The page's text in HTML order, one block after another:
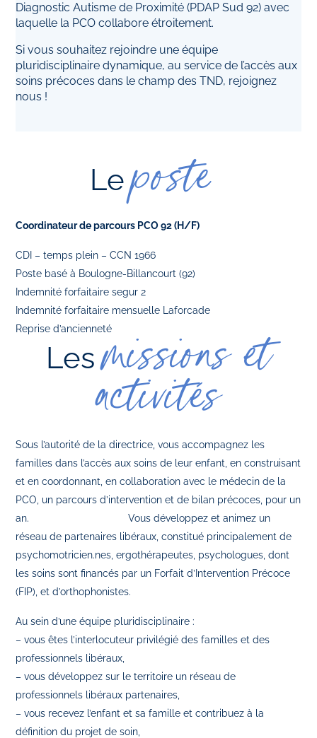
Diagnostic Autisme de Proximité (PDAP Sud 92) avec
laquelle la PCO collabore étroitement.
Si vous souhaitez rejoindre une équipe
pluridisciplinaire dynamique, au service de l’accès aux
soins précoces dans le champ des TND, rejoignez
nous !
Leposte
Coordinateur de parcours PCO 92 (H/F)
CDI – temps plein – CCN 1966
Poste basé à Boulogne-Billancourt (92)
Indemnité forfaitaire segur 2
Indemnité forfaitaire mensuelle Laforcade
Reprise d’ancienneté
Lesmissions et
activités
Sous l’autorité de la directrice, vous accompagnez les
familles dans l’accès aux soins de leur enfant, en construisant
et en coordonnant, en collaboration avec le médecin de la
PCO, un parcours d’intervention et de bilan précoces, pour un
an. Vous développez et animez un
réseau de partenaires libéraux, constitué principalement de
psychomotricien.nes, ergothérapeutes, psychologues, dont
les soins sont financés par un Forfait d’Intervention Précoce
(FIP), et d’orthophonistes.
Au sein d’une équipe pluridisciplinaire :
– vous êtes l’interlocuteur privilégié des familles et des
professionnels libéraux,
– vous développez sur le territoire un réseau de
professionnels libéraux partenaires,
– vous recevez l’enfant et sa famille et contribuez à la
définition du projet de soin,